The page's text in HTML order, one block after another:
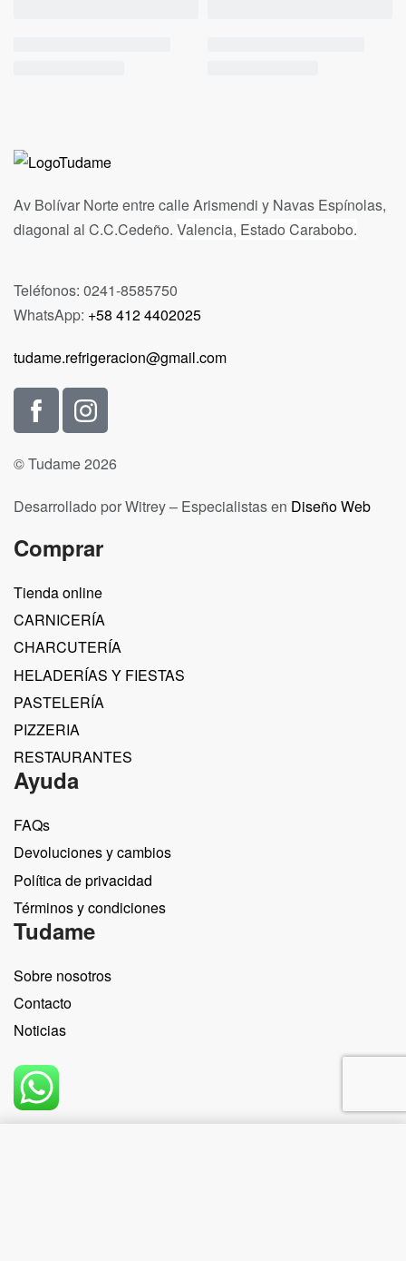
Av Bolívar Norte entre calle Arismendi y Navas Espínolas,
diagonal al C.C.Cedeño. Valencia, Estado Carabobo.
Teléfonos: 0241-8585750
WhatsApp: +58 412 4402025
tudame.refrigeracion@gmail.com
© Tudame 2026
Desarrollado por Witrey – Especialistas en Diseño Web
Comprar
Tienda online
CARNICERÍA
CHARCUTERÍA
HELADERÍAS Y FIESTAS
PASTELERÍA
PIZZERIA
RESTAURANTES
Ayuda
FAQs
Devoluciones y cambios
Política de privacidad
Términos y condiciones
Tudame
Sobre nosotros
Contacto
Noticias